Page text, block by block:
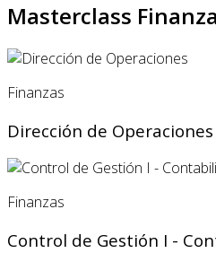
Masterclass
Finanzas
Dirección de Operaciones
Finanzas
Control de Gestión I -